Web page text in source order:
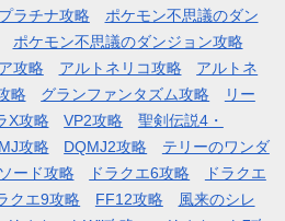
ラチナ攻略
ポケモン不思議のダン
ポケモン不思議のダンジョン攻略
攻略
アルトネリコ攻略
アルトネ
略 グランファンタズム攻略
リー
X攻略 VP2攻略
聖剣伝説4・
攻略 DQMJ2攻略
テリーのワンダ
ード攻略 ドラクエ6攻略
ドラクエ
クエ9攻略 FF12攻略
風来のシレ